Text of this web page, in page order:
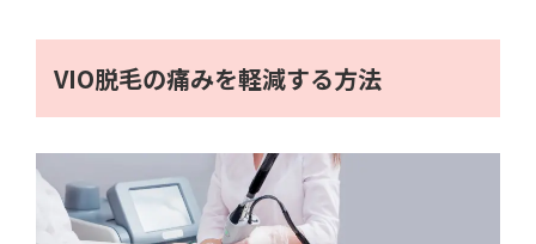
VIO脱毛の痛みを軽減する方法